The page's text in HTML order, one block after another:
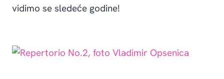
vidimo se sledeće godine!